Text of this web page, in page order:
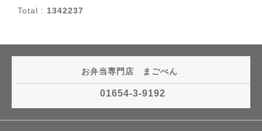
Total : 1342237
お弁当専門店 まごべん
01654-3-9192